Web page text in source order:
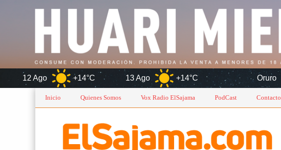
+14°C 13 Ago +14°C Oruro
Inicio Quienes Somos Vox Radio ElSajama PodCast Contacto